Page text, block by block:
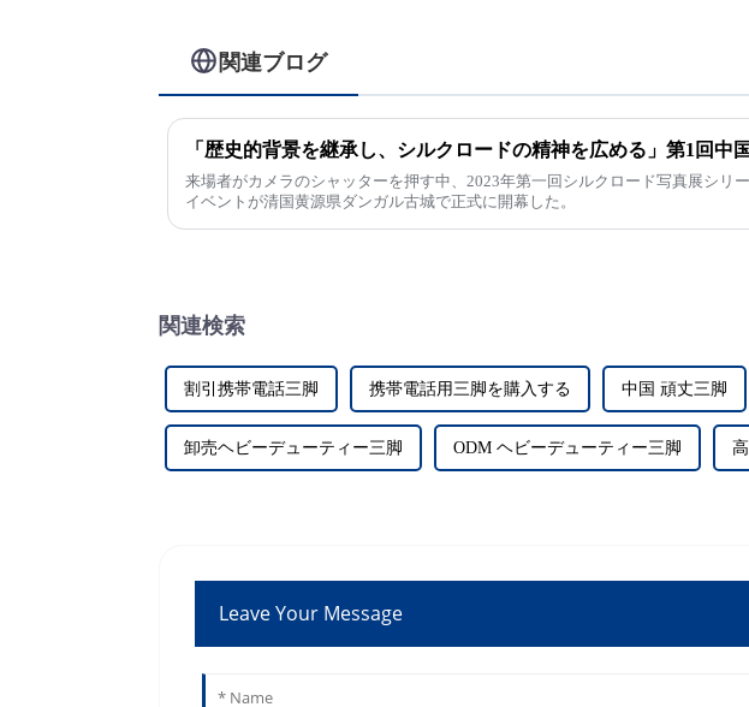
関連ブログ
来場者がカメラのシャッターを押す中、2023年第一回シルクロード写真展シリ
イベントが清国黄源県ダンガル古城で正式に開幕した。
関連検索
割引携帯電話三脚 携帯電話用三脚を購入する 中国 頑丈三脚
卸売ヘビーデューティー三脚 ODM ヘビーデューティー三脚
Leave Your Message